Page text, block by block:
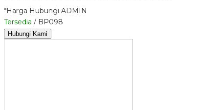
*Harga Hubungi ADMIN
Tersedia / BP098
Hubungi Kami